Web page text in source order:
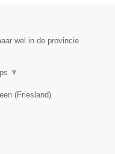
wel in de provincie
▼
(Friesland)